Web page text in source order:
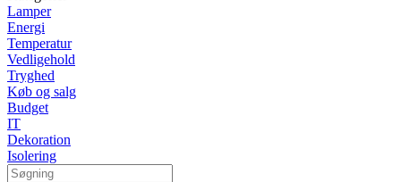
Lamper
Energi
Temperatur
Vedligehold
Tryghed
Køb og salg
Budget
IT
Dekoration
Isolering